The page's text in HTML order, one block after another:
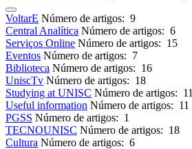
VoltarE Número de artigos: 9
Central Analítica Número de artigos: 6
Serviços Online Número de artigos: 15
Eventos Número de artigos: 7
Biblioteca Número de artigos: 16
UniscTv Número de artigos: 18
Studying at UNISC Número de artigos: 11
Useful information Número de artigos: 11
PGSS Número de artigos: 1
TECNOUNISC Número de artigos: 18
Cultura Número de artigos: 6